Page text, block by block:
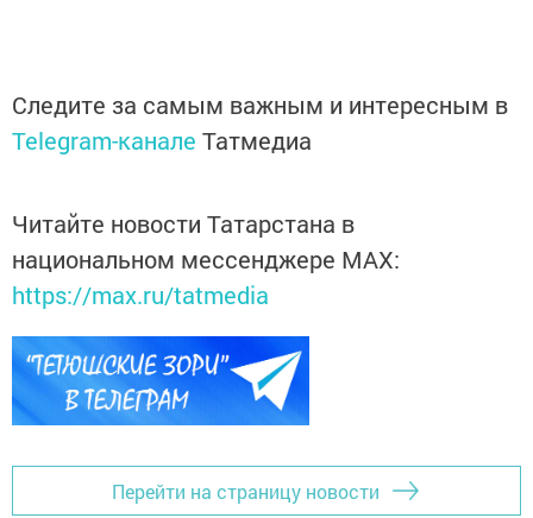
Следите за самым важным и интересным в
Telegram-канале Татмедиа
Читайте новости Татарстана в
национальном мессенджере MАХ:
https://max.ru/tatmedia
Перейти на страницу новости